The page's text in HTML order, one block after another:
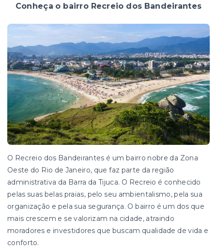
Conheça o bairro Recreio dos Bandeirantes
O Recreio dos Bandeirantes é um bairro nobre da Zona
Oeste do Rio de Janeiro, que faz parte da região
administrativa da Barra da Tijuca. O Recreio é conhecido
pelas suas belas praias, pelo seu ambientalismo, pela sua
organização e pela sua segurança. O bairro é um dos que
mais crescem e se valorizam na cidade, atraindo
moradores e investidores que buscam qualidade de vida e
conforto.